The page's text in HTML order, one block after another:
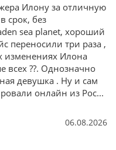
Илону за отличную
срок, без
sea planet, хороший
переносили три раза ,
изменениях Илона
??. Однозначно
девушка . Ну и сам
онлайн из Рос...
06.08.2026